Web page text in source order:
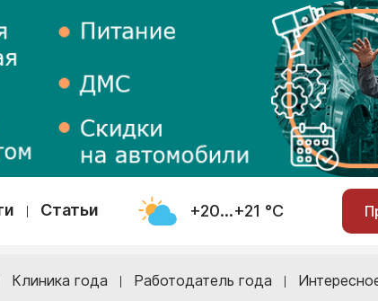
Статьи +20...+21 °С
Клиника года Работодатель года